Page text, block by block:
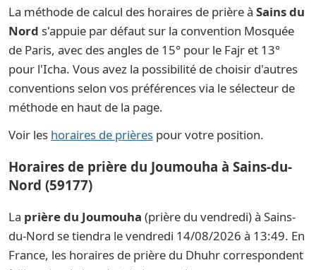
La méthode de calcul des horaires de prière à Sains du
Nord s'appuie par défaut sur la convention Mosquée
de Paris, avec des angles de 15° pour le Fajr et 13°
pour l'Icha. Vous avez la possibilité de choisir d'autres
conventions selon vos préférences via le sélecteur de
méthode en haut de la page.
Voir les horaires de prières pour votre position.
Horaires de prière du Joumouha à Sains-du-
Nord (59177)
La prière du Joumouha (prière du vendredi) à Sains-
du-Nord se tiendra le vendredi 14/08/2026 à 13:49. En
France, les horaires de prière du Dhuhr correspondent